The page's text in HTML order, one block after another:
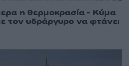
η θερμοκρασία - Κύμα
τον υδράργυρο να φτάνει